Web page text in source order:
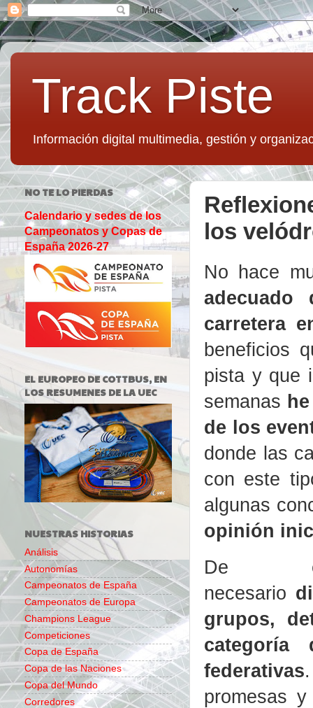
Track Piste
Información digital multimedia, gestión y
los
No hace
carretera
beneficios
pista y que
semanas
de los
donde las
con este
algunas
opinión
De
necesario
grupos,
categoría
federativas
promesas
NO TE LO PIERDAS
Calendario y sedes de los
Campeonatos y Copas de
España 2026-27
EL EUROPEO DE COTTBUS, EN
LOS RESUMENES DE LA UEC
NUESTRAS HISTORIAS
Análisis
Autonomías
Campeonatos de España
Campeonatos de Europa
Champions League
Competiciones
Copa de España
Copa de las Naciones
Copa del Mundo
Corredores